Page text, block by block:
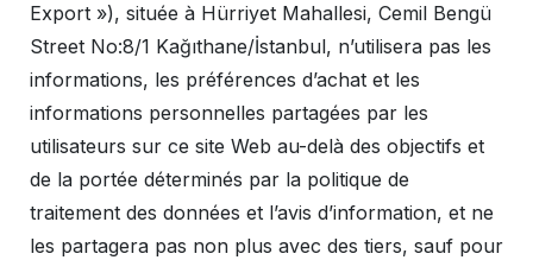
Export »), située à Hürriyet Mahallesi, Cemil Bengü
Street No:8/1 Kağıthane/İstanbul, n’utilisera pas les
informations, les préférences d’achat et les
informations personnelles partagées par les
utilisateurs sur ce site Web au-delà des objectifs et
de la portée déterminés par la politique de
traitement des données et l’avis d’information, et ne
les partagera pas non plus avec des tiers, sauf pour